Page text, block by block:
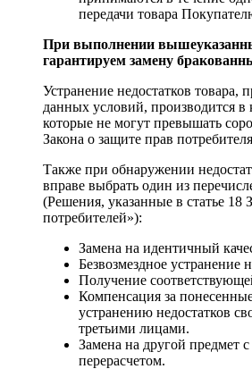
передачи товара
При выполнении
гарантируем замену
Устранение недостатков товара,
данных условий, производится в
которые не могут превышать
Закона о защите прав
Также при обнаружении
вправе выбрать один из
(Решения, указанные в статье 18
потребителей»):
Замена на идентичный
Безвозмездное устранение
Получение
Компенсация за
устранению недостатков
третьими лицами.
Замена на другой предмет
перерасчетом.